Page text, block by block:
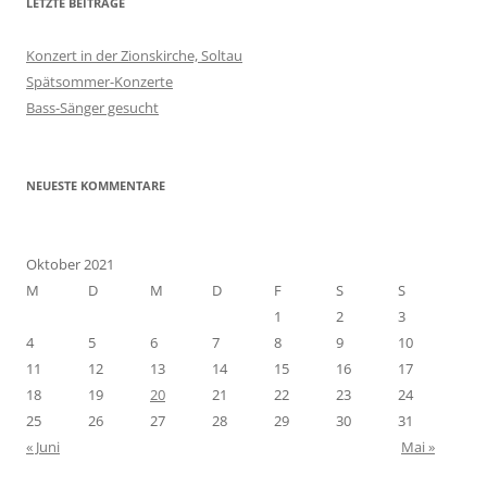
Konzert in der Zionskirche, Soltau
Spätsommer-Konzerte
Bass-Sänger gesucht
NEUESTE KOMMENTARE
Oktober 2021
M
D M D F S
S
1
2
3
4
5 6 7 8 9
10
11
12 13 14 15 16
17
18
19 20 21 22 23
24
25
26 27 28 29 30
31
« Juni
Mai »